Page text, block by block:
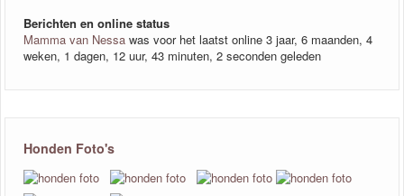
Berichten en online status
Mamma van Nessa was voor het laatst online 3 jaar, 6 maanden, 4
weken, 1 dagen, 12 uur, 43 minuten, 2 seconden geleden
Honden Foto's